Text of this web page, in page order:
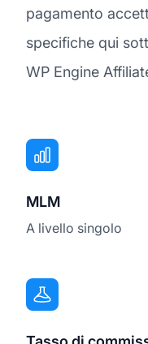
pagamento
specifiche qui
WP Engine
MLM
A livello singolo